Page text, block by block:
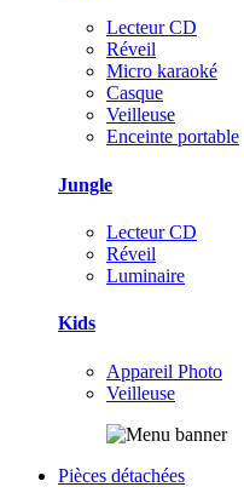
Lecteur CD
Réveil
Micro karaoké
Casque
Veilleuse
Enceinte portable
Jungle
Lecteur CD
Réveil
Luminaire
Kids
Appareil Photo
Veilleuse
Pièces détachées